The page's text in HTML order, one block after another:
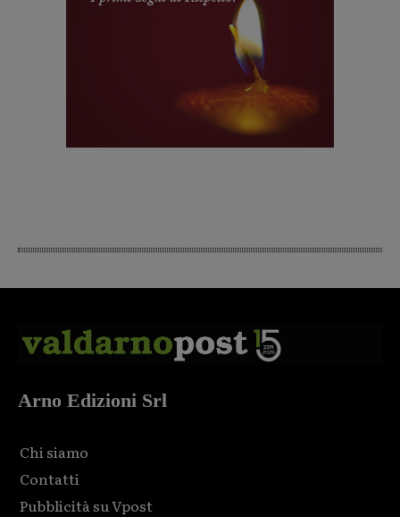
Arno Edizioni Srl
Chi siamo
Contatti
Pubblicità su Vpost